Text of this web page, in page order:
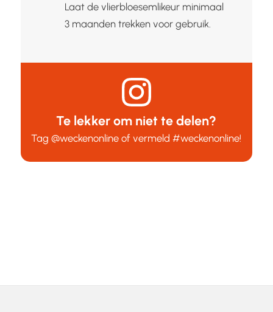
Laat de vlierbloesemlikeur minimaal
3 maanden trekken voor gebruik.
Te lekker om niet te delen?
Tag@weckenonline of vermeld#weckenonline!